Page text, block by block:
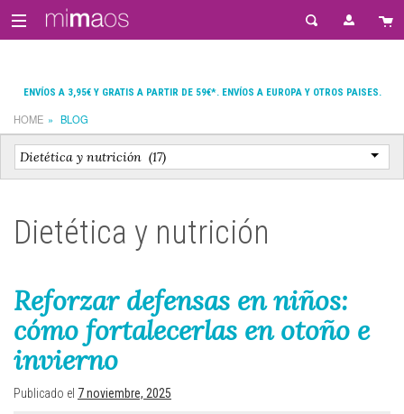
ENVÍOS A 3,95€ Y GRATIS A PARTIR DE 59€*. ENVÍOS A EUROPA Y OTROS PAISES.
HOME BLOG
Dietética y nutrición
Reforzar defensas en niños:
cómo fortalecerlas en otoño e
invierno
Publicado el 7 noviembre, 2025